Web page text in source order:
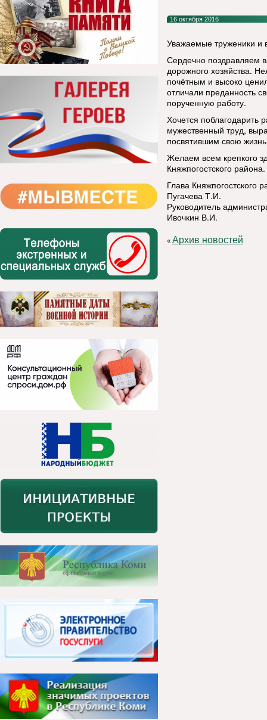
16 октября 2016
Уважаемые труженики и
Сердечно поздравляем
дорожного хозяйства.
почётным и высоко
отличали преданность
порученную работу.
Хочется поблагодарить
мужественный труд,
посвятившим свою
Желаем всем крепкого
Княжпогостского района.
Глава Княжпогостского
Пугачева Т.И.
Руководитель
Ивочкин В.И.
«Архив новостей